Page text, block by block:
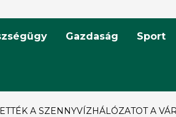
Gazdaság Sport
A SZENNYVÍZHÁLÓZATOT A